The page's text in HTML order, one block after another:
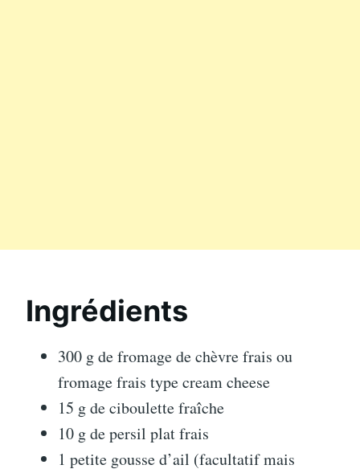
Ingrédients
300 g de fromage de chèvre frais ou
fromage frais type cream cheese
15 g de ciboulette fraîche
10 g de persil plat frais
1 petite gousse d’ail (facultatif mais